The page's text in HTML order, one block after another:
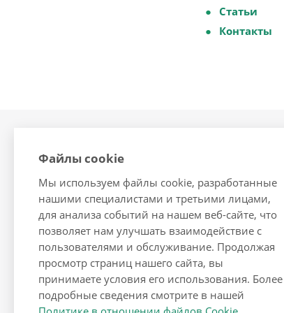
Статьи
Контакты
О компании
Сотрудники
Вакансии
Условия оплаты
Условия доставки
Условия
Файлы cookie
Мы используем файлы cookie, разработанные
нашими специалистами и третьими лицами,
для анализа событий на нашем веб-сайте, что
позволяет нам улучшать взаимодействие с
пользователями и обслуживание. Продолжая
просмотр страниц нашего сайта, вы
принимаете условия его использования. Более
подробные сведения смотрите в нашей